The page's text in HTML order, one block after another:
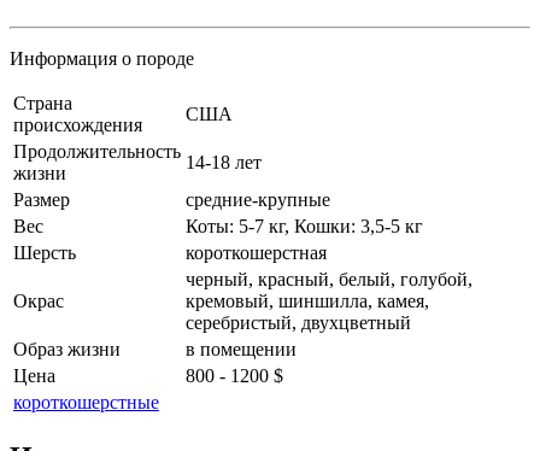
Информация о породе
Cтрана
происхождения
США
Продолжительность
жизни
14-18 лет
Размер
средние-крупные
Вес
Коты: 5-7 кг, Кошки: 3,5-5 кг
Шерсть
короткошерстная
Окрас
черный, красный, белый, голубой,
кремовый, шиншилла, камея,
серебристый, двухцветный
Образ жизни
в помещении
Цена
800 - 1200 $
короткошерстные